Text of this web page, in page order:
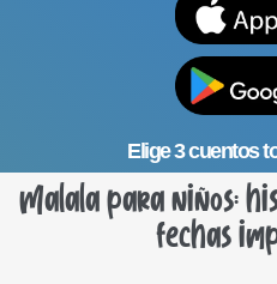
Elige 3 cuentos
Malala para niños:
fechas